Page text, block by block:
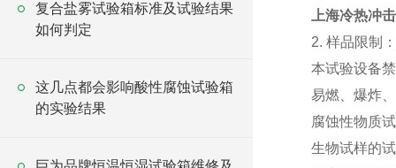
复合盐雾试验箱标准及试验结果
如何判定
这几点都会影响酸性腐蚀试验箱
的实验结果
上海冷热冲
2. 样品限制：
本试验设备
易燃、爆炸
腐蚀性物质
生物试样的